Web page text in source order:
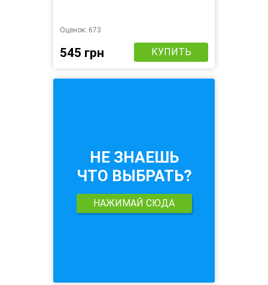
Оценок: 673
545 грн КУПИТЬ
НЕ ЗНАЕШЬ
ЧТО ВЫБРАТЬ?
НАЖИМАЙ СЮДА